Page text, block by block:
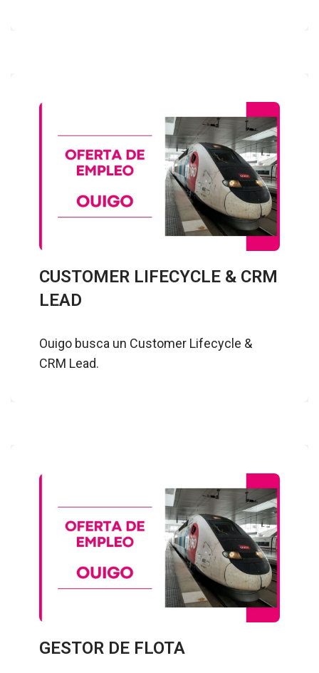
CUSTOMER LIFECYCLE & CRM
LEAD
Ouigo busca un Customer Lifecycle &
CRM Lead.
GESTOR DE FLOTA